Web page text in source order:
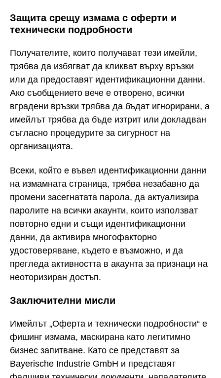
Защита срещу измама с оферти и
технически подробности
Получателите, които получават тези имейли,
трябва да избягват да кликват върху връзки
или да предоставят идентификационни данни.
Ако съобщението вече е отворено, всички
вградени връзки трябва да бъдат игнорирани, а
имейлът трябва да бъде изтрит или докладван
съгласно процедурите за сигурност на
организацията.
Всеки, който е въвел идентификационни данни
на измамната страница, трябва незабавно да
промени засегнатата парола, да актуализира
паролите на всички акаунти, които използват
повторно едни и същи идентификационни
данни, да активира многофакторно
удостоверяване, където е възможно, и да
прегледа активността в акаунта за признаци на
неоторизиран достъп.
Заключителни мисли
Имейлът „Оферта и технически подробности“ е
фишинг измама, маскирана като легитимно
бизнес запитване. Като се представят за
Bayerische Industrie GmbH и представят